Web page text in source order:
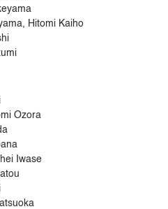
Hitomi Kaiho
Ozora
Iwase